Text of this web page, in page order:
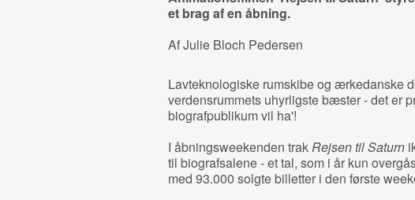
et brag af en åbning.
Af Julie Bloch Pedersen
Lavteknologiske rumskibe og ærkedanske
verdensrummets uhyrligste bæster - det er
biografpublikum vil ha'!
I åbningsweekenden trakRejsen til Saturn
til biografsalene - et tal, som i år kun
med 93.000 solgte billetter i den første